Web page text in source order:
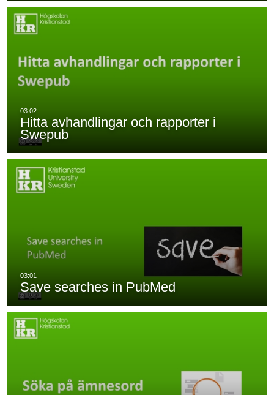
Hitta avhandlingar och rapporter i
Swepub
Save searches in PubMed